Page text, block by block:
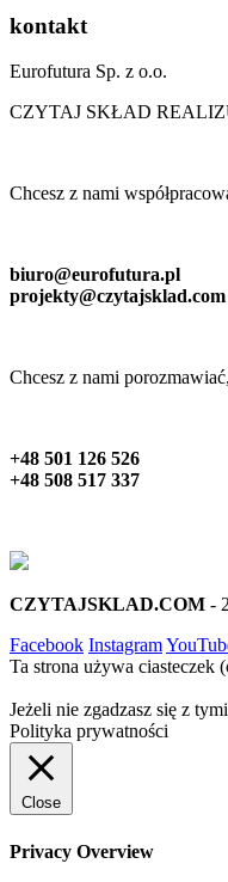
kontakt
Eurofutura Sp. z o.o.
CZYTAJ SKŁAD
Chcesz z nami
biuro@eurofutura.pl
projekty@czytajsklad.com
Chcesz z nami
+48 501 126 526
+48 508 517 337
CZYTAJSKLAD.COM -
Facebook Instagram
Ta strona używa ciasteczek
Jeżeli nie zgadzasz się z
Polityka prywatności
Close
Privacy Overview